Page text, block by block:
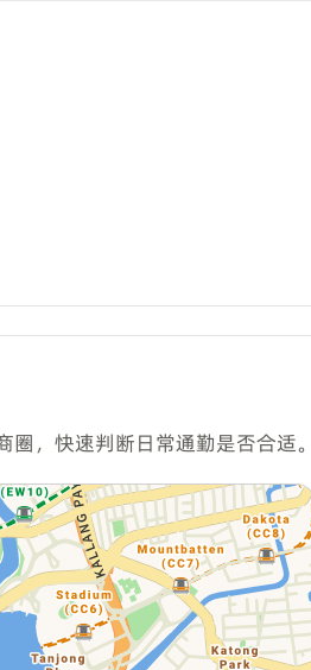
，快速判断日常通勤是否合适。